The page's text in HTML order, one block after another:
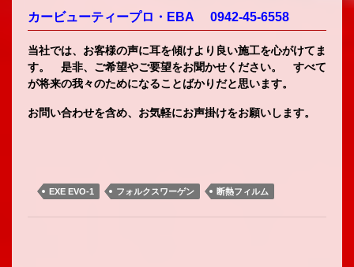
カービューティープロ・EBA 0942-45-6558
当社では、お客様の声に耳を傾けより良い施工を心がけてま
す。 是非、ご希望やご要望をお聞かせください。 すべて
が将来の我々のためになることばかりだと思います。
お問い合わせを含め、お気軽にお声掛けをお願いします。
EXE EVO-1 フォルクスワーゲン 断熱フィルム